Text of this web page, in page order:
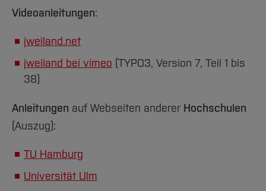
Videoanleitungen:
jweiland.net
jweiland bei vimeo (TYPO3, Version 7, Teil 1 bis
38)
Anleitungen auf Webseiten anderer Hochschulen
(Auszug):
TU Hamburg
Universität Ulm